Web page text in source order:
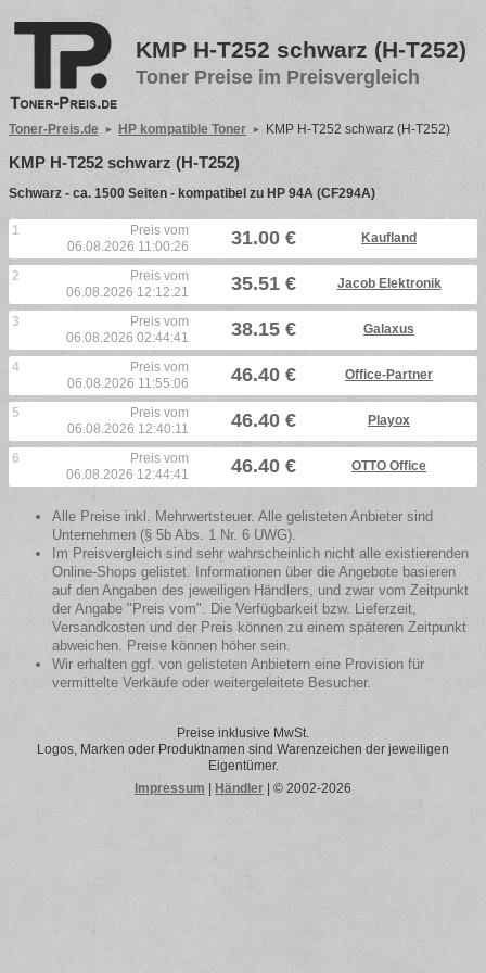
KMP H-T252 schwarz (H-T252)
Toner Preise im Preisvergleich
Toner-Preis.de HP kompatible Toner KMP H-T252 schwarz (H-T252)
KMP H-T252 schwarz (H-T252)
Schwarz - ca. 1500 Seiten - kompatibel zu HP 94A (CF294A)
1
Preis vom
06.08.2026 11:00:26
31.00 € Kaufland
2
Preis vom
06.08.2026 12:12:21
35.51 € Jacob Elektronik
3
Preis vom
06.08.2026 02:44:41
38.15 € Galaxus
4
Preis vom
06.08.2026 11:55:06
46.40 € Office-Partner
5
Preis vom
06.08.2026 12:40:11
46.40 € Playox
6
Preis vom
06.08.2026 12:44:41
46.40 € OTTO Office
Alle Preise inkl. Mehrwertsteuer. Alle gelisteten Anbieter sind
Unternehmen (§ 5b Abs. 1 Nr. 6 UWG).
Im Preisvergleich sind sehr wahrscheinlich nicht alle existierenden
Online-Shops gelistet. Informationen über die Angebote basieren
auf den Angaben des jeweiligen Händlers, und zwar vom Zeitpunkt
der Angabe "Preis vom". Die Verfügbarkeit bzw. Lieferzeit,
Versandkosten und der Preis können zu einem späteren Zeitpunkt
abweichen. Preise können höher sein.
Wir erhalten ggf. von gelisteten Anbietern eine Provision für
vermittelte Verkäufe oder weitergeleitete Besucher.
Preise inklusive MwSt.
Logos, Marken oder Produktnamen sind Warenzeichen der jeweiligen
Eigentümer.
Impressum
Händler | © 2002-2026